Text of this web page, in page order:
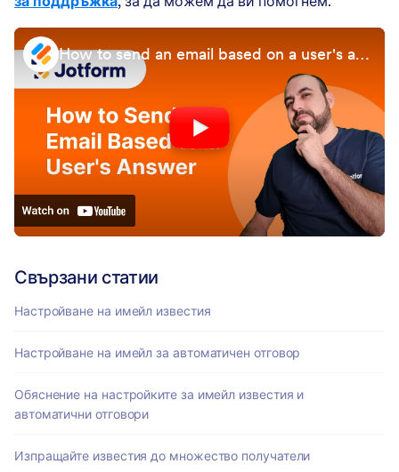
How to send an email based on a user's answer
Свързани статии
Настройване на имейл известия
Настройване на имейл за автоматичен отговор
Обяснение на настройките за имейл известия и
автоматични отговори
Изпращайте известия до множество получатели